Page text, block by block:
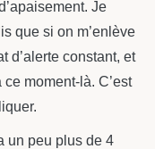
Je
que si on m’enlève
d’alerte constant, et
moment-là. C’est
un peu plus de 4